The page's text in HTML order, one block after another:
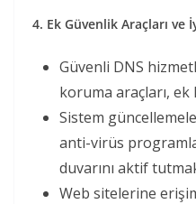
4. Ek Güvenlik Araçları ve
Güvenli DNS
koruma araçları,
Sistem
anti-virüs
duvarını aktif
Web sitelerine